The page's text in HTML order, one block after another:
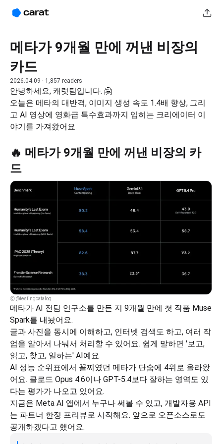
메타가 9개월 만에 꺼낸 비장의
카드
2026.04.09 · 1,857 readers
안녕하세요, 캐럿팀입니다. 🤗
오늘은 메타의 대반격, 이미지 생성 속도 1.4배 향상, 그리
고 AI 영상에 영화급 특수효과까지 입히는 크리에이터 이
야기를 가져왔어요.
🔥 메타가 9개월 만에 꺼낸 비장의 카
드
ⓒ @testingcatalog
메타가 AI 전담 연구소를 만든 지 9개월 만에 첫 작품 Muse
Spark를 내놨어요.
글과 사진을 동시에 이해하고, 인터넷 검색도 하고, 여러 작
업을 알아서 나눠서 처리할 수 있어요. 쉽게 말하면 '보고,
읽고, 찾고, 일하는' AI예요.
AI 성능 순위표에서 꼴찌였던 메타가 단숨에 4위로 올라왔
어요. 클로드 Opus 4.6이나 GPT-5.4보다 잘하는 영역도 있
다는 평가가 나오고 있어요.
지금은 Meta AI 앱에서 누구나 써볼 수 있고, 개발자용 API
는 파트너 한정 프리뷰로 시작해요. 앞으로 오픈소스로도
공개하겠다고 했어요.